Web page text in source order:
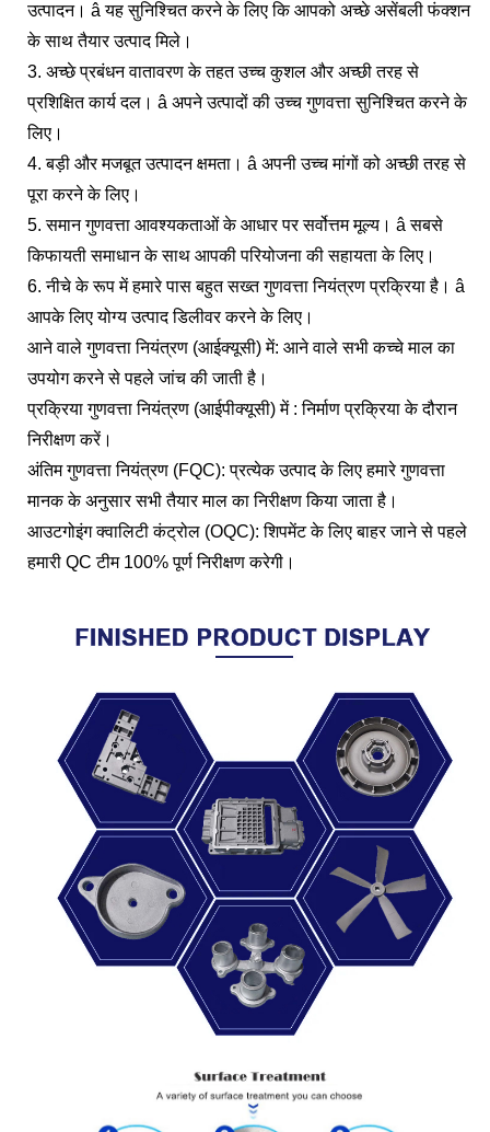
उत्पादन। â यह सुनिश्चित करने के लिए कि आपको अच्छे असेंबली फंक्शन
के साथ तैयार उत्पाद मिले।
3. अच्छे प्रबंधन वातावरण के तहत उच्च कुशल और अच्छी तरह से
प्रशिक्षित कार्य दल। â अपने उत्पादों की उच्च गुणवत्ता सुनिश्चित करने के
लिए।
4. बड़ी और मजबूत उत्पादन क्षमता। â अपनी उच्च मांगों को अच्छी तरह से
पूरा करने के लिए।
5. समान गुणवत्ता आवश्यकताओं के आधार पर सर्वोत्तम मूल्य। â सबसे
किफायती समाधान के साथ आपकी परियोजना की सहायता के लिए।
6. नीचे के रूप में हमारे पास बहुत सख्त गुणवत्ता नियंत्रण प्रक्रिया है। â
आपके लिए योग्य उत्पाद डिलीवर करने के लिए।
आने वाले गुणवत्ता नियंत्रण (आईक्यूसी) में: आने वाले सभी कच्चे माल का
उपयोग करने से पहले जांच की जाती है।
प्रक्रिया गुणवत्ता नियंत्रण (आईपीक्यूसी) में : निर्माण प्रक्रिया के दौरान
निरीक्षण करें।
अंतिम गुणवत्ता नियंत्रण (FQC): प्रत्येक उत्पाद के लिए हमारे गुणवत्ता
मानक के अनुसार सभी तैयार माल का निरीक्षण किया जाता है।
आउटगोइंग क्वालिटी कंट्रोल (OQC): शिपमेंट के लिए बाहर जाने से पहले
हमारी QC टीम 100% पूर्ण निरीक्षण करेगी।